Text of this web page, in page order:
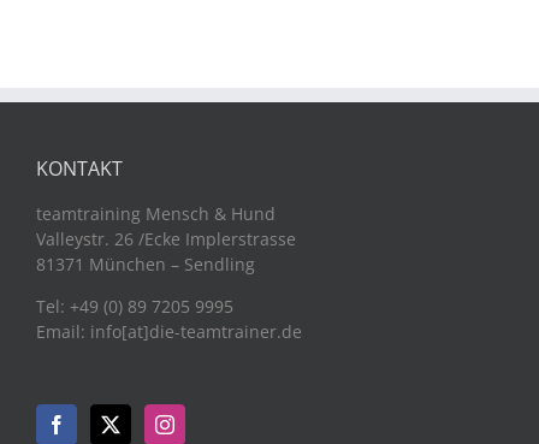
KONTAKT
teamtraining Mensch & Hund
Valleystr. 26 /Ecke Implerstrasse
81371 München – Sendling
Tel: +49 (0) 89 7205 9995
Email: info[at]die-teamtrainer.de